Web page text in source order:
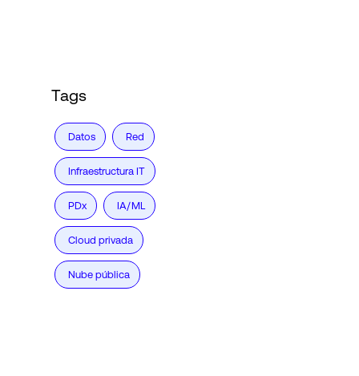
Tags
Datos Red
Infraestructura IT
PDx IA/ML
Cloud privada
Nube pública